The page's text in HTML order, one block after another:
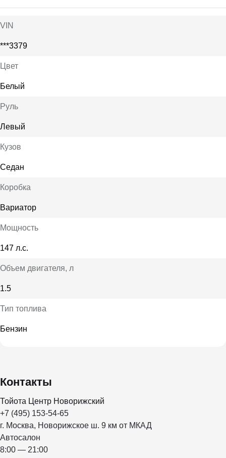
VIN
***3379
Цвет
Белый
Руль
Левый
Кузов
Седан
Коробка
Вариатор
Мощность
147 л.с.
Объем двигателя, л
1.5
Тип топлива
Бензин
Контакты
Тойота Центр Новорижский
+7 (495) 153-54-65
г. Москва, Новорижское ш. 9 км от МКАД
Автосалон
8:00 — 21:00